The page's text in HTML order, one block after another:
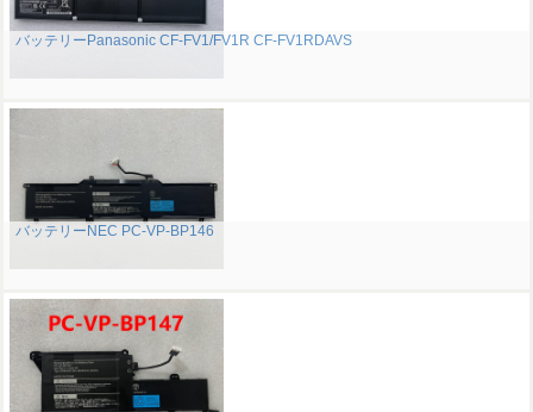
バッテリーPanasonic CF-FV1/FV1R CF-FV1RDAVS
バッテリーNEC PC-VP-BP146